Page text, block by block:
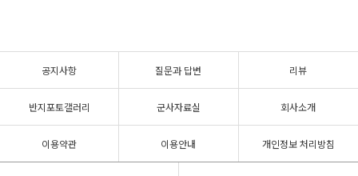
공지사항 질문과 답변 리뷰
반지포토갤러리 군사자료실 회사소개
이용약관 이용안내 개인정보 처리방침